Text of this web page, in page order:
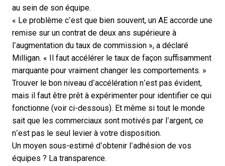
au sein de son équipe.
« Le problème c’est que bien souvent, un AE accorde une
remise sur un contrat de deux ans supérieure à
l’augmentation du taux de commission », a déclaré
Milligan. « Il faut accélérer le taux de façon suffisamment
marquante pour vraiment changer les comportements. »
Trouver le bon niveau d’accélération n’est pas évident,
mais il faut être prêt à expérimenter pour identifier ce qui
fonctionne (voir ci-dessous). Et même si tout le monde
sait que les commerciaux sont motivés par l’argent, ce
n’est pas le seul levier à votre disposition.
Un moyen sous-estimé d’obtenir l’adhésion de vos
équipes ? La transparence.